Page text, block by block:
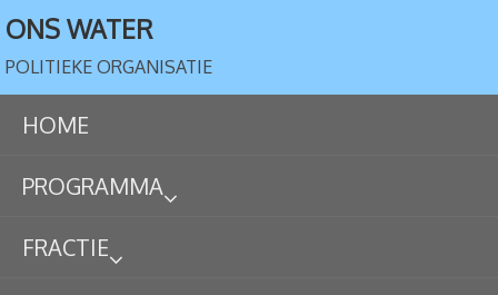
ONS WATER
POLITIEKE ORGANISATIE
HOME
PROGRAMMA
FRACTIE